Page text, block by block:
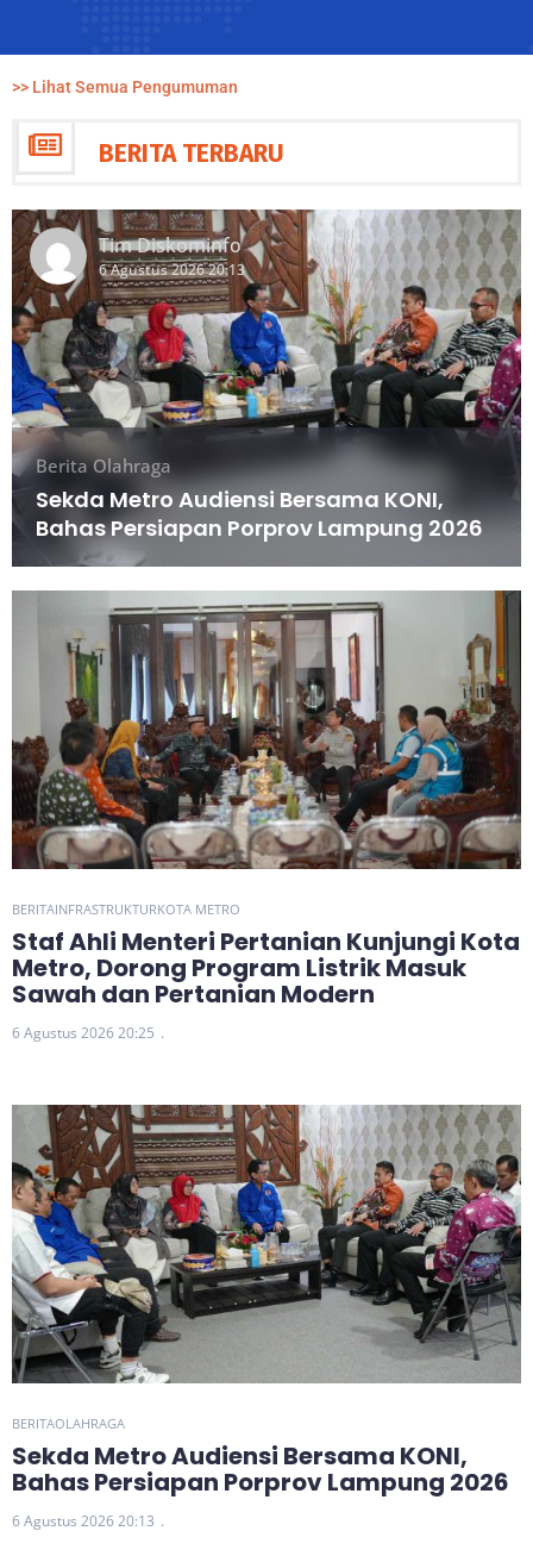
>> Lihat Semua Pengumuman
BERITA TERBARU
Tim Diskominfo
6 Agustus 2026 20:13
Berita Olahraga
Sekda Metro Audiensi Bersama KONI,
Bahas Persiapan Porprov Lampung 2026
BERITAINFRASTRUKTURKOTA METRO
Staf Ahli Menteri Pertanian Kunjungi Kota
Metro, Dorong Program Listrik Masuk
Sawah dan Pertanian Modern
6 Agustus 2026 20:25
BERITAOLAHRAGA
Sekda Metro Audiensi Bersama KONI,
Bahas Persiapan Porprov Lampung 2026
6 Agustus 2026 20:13